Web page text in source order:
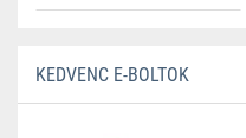
KEDVENC E-BOLTOK